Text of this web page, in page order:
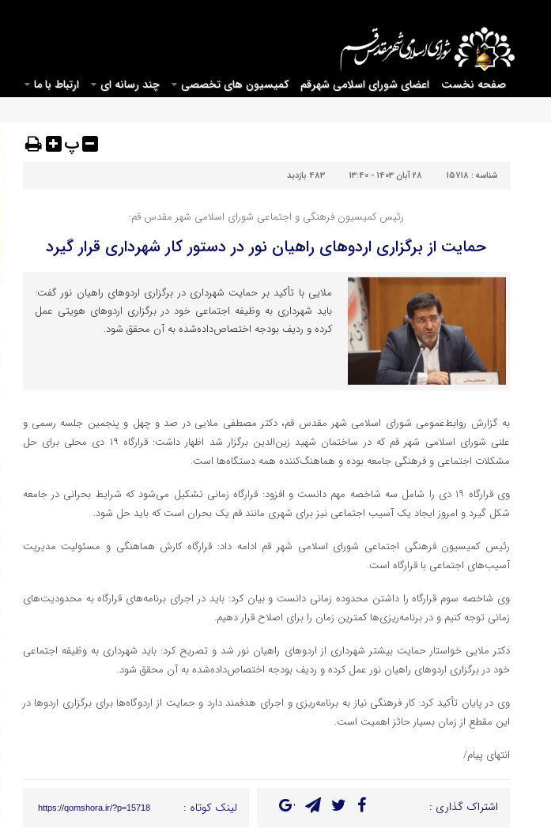
صفحه نخست اعضای شورای اسلامی شهرقم کمیسیون های تخصصی چند رسانه ای ارتباط با ما
پ
شناسه : 15718 28 آبان 1403 - 13:40 483 بازدید
رئیس کمیسیون فرهنگی و اجتماعی شورای اسلامی شهر مقدس قم:
حمایت از برگزاری اردوهای راهیان نور در دستور کار شهرداری قرار گیرد
ملایی با تأکید بر حمایت شهرداری در برگزاری اردوهای راهیان نور گفت:
باید شهرداری به وظیفه اجتماعی خود در برگزاری اردوهای هویتی عمل
کرده و ردیف بودجه اختصاص‌داده‌شده به آن محقق شود.
به گزارش روابط‌عمومی شورای اسلامی شهر مقدس قم، دکتر مصطفی ملایی در صد و چهل و پنجمین جلسه رسمی و
علنی شورای اسلامی شهر قم که در ساختمان شهید زین‌الدین برگزار شد اظهار داشت: قرارگاه ۱۹ دی محلی برای حل
مشکلات اجتماعی و فرهنگی جامعه بوده و هماهنگ‌کننده همه دستگاه‌ها است.
وی قرارگاه ۱۹ دی را شامل سه شاخصه مهم دانست و افزود: قرارگاه زمانی تشکیل می‌شود که شرایط بحرانی در جامعه
شکل گیرد و امروز ایجاد یک آسیب اجتماعی نیز برای شهری مانند قم یک بحران است که باید حل شود.
رئیس کمیسیون فرهنگی اجتماعی شورای اسلامی شهر قم ادامه داد: قرارگاه کارش هماهنگی و مسئولیت مدیریت
آسیب‌های اجتماعی با قرارگاه است.
وی شاخصه سوم قرارگاه را داشتن محدوده زمانی دانست و بیان کرد: باید در اجرای برنامه‌های قرارگاه به محدودیت‌های
زمانی توجه کنیم و در برنامه‌ریزی‌ها کمترین زمان را برای اصلاح قرار دهیم.
دکتر ملایی خواستار حمایت بیشتر شهرداری از اردوهای راهیان نور شد و تصریح کرد: باید شهرداری به وظیفه اجتماعی
خود در برگزاری اردوهای راهیان نور عمل کرده و ردیف بودجه اختصاص‌داده‌شده به آن محقق شود.
وی در پایان تأکید کرد: کار فرهنگی نیاز به برنامه‌ریزی و اجرای هدفمند دارد و حمایت از اردوگاه‌ها برای برگزاری اردوها در
این مقطع از زمان بسیار حائز اهمیت است.
انتهای پیام/
اشتراک گذاری : لینک کوتاه : https://qomshora.ir/?p=15718